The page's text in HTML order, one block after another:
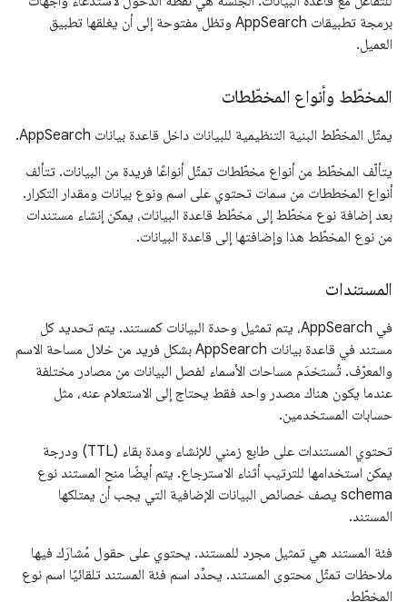
برمجة تطبيقات AppSearch وتظل مفتوحة إلى أن يغلقها تطبيق
العميل.
المخطّط وأنواع المخطّطات
يمثّل المخطّط البنية التنظيمية للبيانات داخل قاعدة بيانات AppSearch.
يتألّف المخطّط من أنواع مخطّطات تمثّل أنواعًا فريدة من البيانات. تتألف
أنواع المخططات من سمات تحتوي على اسم ونوع بيانات ومقدار التكرار.
بعد إضافة نوع مخطّط إلى مخطّط قاعدة البيانات، يمكن إنشاء مستندات
من نوع المخطّط هذا وإضافتها إلى قاعدة البيانات.
المستندات
في AppSearch، يتم تمثيل وحدة البيانات كمستند. يتم تحديد كل
مستند في قاعدة بيانات AppSearch بشكل فريد من خلال مساحة الاسم
والمعرّف. تُستخدَم مساحات الأسماء لفصل البيانات من مصادر مختلفة
عندما يكون هناك مصدر واحد فقط يحتاج إلى الاستعلام عنه، مثل
حسابات المستخدمين.
تحتوي المستندات على طابع زمني للإنشاء ومدة بقاء (TTL) ودرجة
يمكن استخدامها للترتيب أثناء الاسترجاع. يتم أيضًا منح المستند نوع
schema يصف خصائص البيانات الإضافية التي يجب أن يمتلكها
المستند.
فئة المستند هي تمثيل مجرد للمستند. يحتوي على حقول مُشارَك فيها
ملاحظات تمثّل محتوى المستند. يحدِّد اسم فئة المستند تلقائيًا اسم نوع
المخطّط.